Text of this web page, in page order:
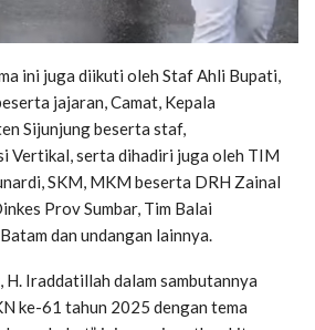
ini juga diikuti oleh Staf Ahli Bupati,
jajaran, Camat, Kepala
Sijunjung beserta staf,
Vertikal, serta dihadiri juga oleh TIM
SKM, MKM beserta DRH Zainal
Prov Sumbar, Tim Balai
dan undangan lainnya.
Iraddatillah dalam sambutannya
ke-61 tahun 2025 dengan tema